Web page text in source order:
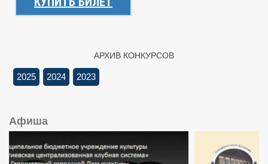
АРХИВ КОНКУРСОВ
2025 2024 2023
Афиша